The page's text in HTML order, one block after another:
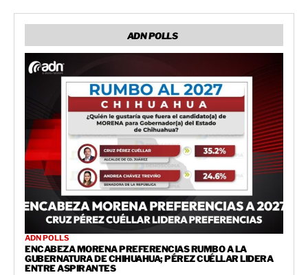
ADN POLLS
ADN POLLS
ENCABEZA MORENA PREFERENCIAS RUMBO A LA
GUBERNATURA DE CHIHUAHUA; PÉREZ CUÉLLAR LIDERA
ENTRE ASPIRANTES